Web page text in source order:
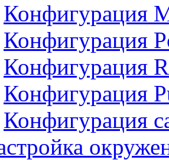
Конфигурация
Конфигурация
Конфигурация
Конфигурация
Конфигурация